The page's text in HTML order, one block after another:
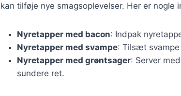
kan tilføje nye smagsoplevelser. Her er nogle
Nyretapper med bacon: Indpak
Nyretapper med svampe: Tilsæt
Nyretapper med grøntsager: Server
sundere ret.